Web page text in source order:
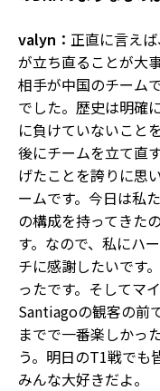
valyn： 正直に言え
が立ち直ることが大
相手が中国のチーム
でした。歴史は明確
に負けていないこと
後にチームを立て直
げたことを誇りに思
ームです。今日は私
の構成を持ってきた
す。なので、私にハ
チに感謝したいです
ったです。そしてマ
Santiagoの観客の前
までで一番楽しかっ
う。明日のT1戦でも
みんな大好きだよ。